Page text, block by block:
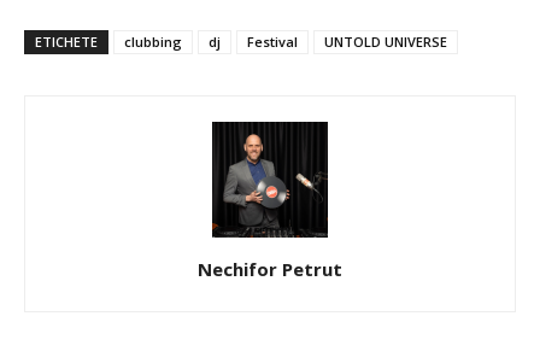
ETICHETE clubbing dj Festival UNTOLD UNIVERSE
Nechifor Petrut